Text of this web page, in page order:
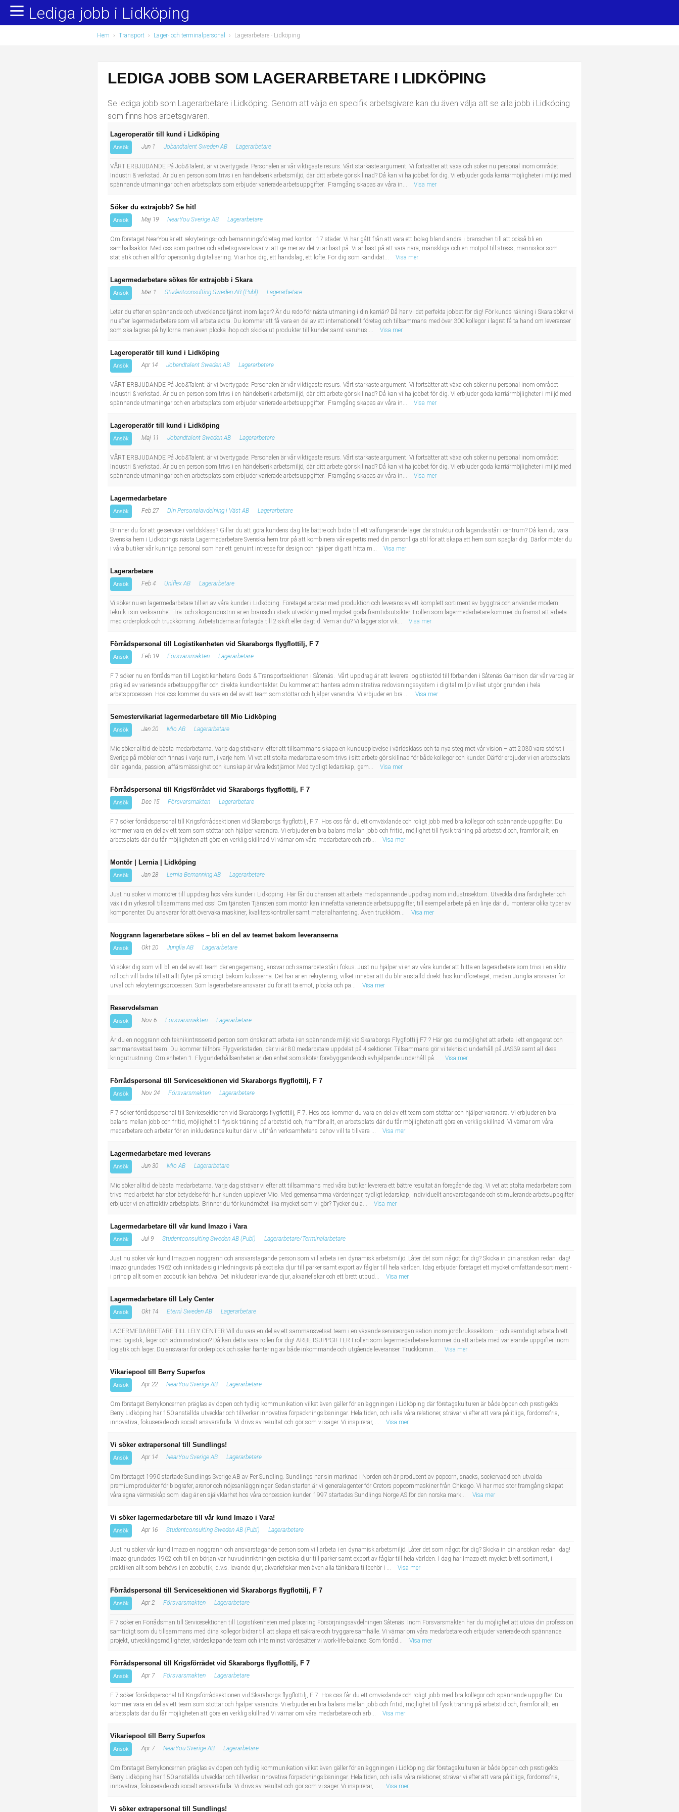
Yrkesområden
Administration, ekonomi, juridik
Försäljning, inköp, marknadsföring
Hotell, restaurang, storhushåll
Installation, drift, underhåll
Kropps- och skönhetsvård
Naturvetenskapligt arbete
Sanering och renhållning
Populära jobb
Undersköterska, hemtjänst och äldreboende
Lärare i förskola/Förskollärare
Bussförare/Busschaufför
Behandlingsassistent/Socialpedagog
Tidningsbud/Tidningsdistributör
Lärare i fritidshem/Fritidspedagog
Taxiförare/Taxichaufför
Läkarsekreterare/Vårdadmin/Medicinsk sekreterare
Informatör/Kommunikatör
Sjuksköterska, grundutbildad
Lediga jobb i Lidköping
Hem › Transport › Lager- och terminalpersonal › Lagerarbetare - Lidköping
LEDIGA JOBB SOM LAGERARBETARE I LIDKÖPING
Se lediga jobb som Lagerarbetare i Lidköping. Genom att välja en specifik arbetsgivare kan du även välja att se alla jobb i Lidköping
som finns hos arbetsgivaren.
Lageroperatör till kund i Lidköping
Ansök Jun 1 Jobandtalent Sweden AB Lagerarbetare
VÅRT ERBJUDANDE På Job&Talent; är vi övertygade: Personalen är vår viktigaste resurs. Vårt starkaste argument. Vi fortsätter att växa och söker nu personal inom området
Industri & verkstad. Är du en person som trivs i en händelserik arbetsmiljö, där ditt arbete gör skillnad? Då kan vi ha jobbet för dig. Vi erbjuder goda karriärmöjligheter i miljö med
spännande utmaningar och en arbetsplats som erbjuder varierade arbetsuppgifter. Framgång skapas av våra in...
Visa mer
Söker du extrajobb? Se hit!
Ansök Maj 19 NearYou Sverige AB Lagerarbetare
Om företaget NearYou är ett rekryterings- och bemanningsföretag med kontor i 17 städer. Vi har gått från att vara ett bolag bland andra i branschen till att också bli en
samhällsaktör. Med oss som partner och arbetsgivare lovar vi att ge mer av det vi är bäst på. Vi är bäst på att vara nära, mänskliga och en motpol till stress, människor som
statistik och en alltför opersonlig digitalisering. Vi är hos dig, ett handslag, ett löfte. För dig som kandidat...
Visa mer
Lagermedarbetare sökes för extrajobb i Skara
Ansök Mar 1 Studentconsulting Sweden AB (Publ) Lagerarbetare
Letar du efter en spännande och utvecklande tjänst inom lager? Är du redo för nästa utmaning i din karriär? Då har vi det perfekta jobbet för dig! För kunds räkning i Skara söker vi
nu efter lagermedarbetare som vill arbeta extra. Du kommer att få vara en del av ett internationellt företag och tillsammans med över 300 kollegor i lagret få ta hand om leveranser
som ska lagras på hyllorna men även plocka ihop och skicka ut produkter till kunder samt varuhus....
Visa mer
Lageroperatör till kund i Lidköping
Ansök Apr 14 Jobandtalent Sweden AB Lagerarbetare
VÅRT ERBJUDANDE På Job&Talent; är vi övertygade: Personalen är vår viktigaste resurs. Vårt starkaste argument. Vi fortsätter att växa och söker nu personal inom området
Industri & verkstad. Är du en person som trivs i en händelserik arbetsmiljö, där ditt arbete gör skillnad? Då kan vi ha jobbet för dig. Vi erbjuder goda karriärmöjligheter i miljö med
spännande utmaningar och en arbetsplats som erbjuder varierade arbetsuppgifter. Framgång skapas av våra in...
Visa mer
Lageroperatör till kund i Lidköping
Ansök Maj 11 Jobandtalent Sweden AB Lagerarbetare
VÅRT ERBJUDANDE På Job&Talent; är vi övertygade: Personalen är vår viktigaste resurs. Vårt starkaste argument. Vi fortsätter att växa och söker nu personal inom området
Industri & verkstad. Är du en person som trivs i en händelserik arbetsmiljö, där ditt arbete gör skillnad? Då kan vi ha jobbet för dig. Vi erbjuder goda karriärmöjligheter i miljö med
spännande utmaningar och en arbetsplats som erbjuder varierade arbetsuppgifter. Framgång skapas av våra in...
Visa mer
Lagermedarbetare
Ansök Feb 27 Din Personalavdelning i Väst AB Lagerarbetare
Brinner du för att ge service i världsklass? Gillar du att göra kundens dag lite bättre och bidra till ett välfungerande lager där struktur och laganda står i centrum? Då kan du vara
Svenska hem i Lidköpings nästa Lagermedarbetare Svenska hem tror på att kombinera vår expertis med din personliga stil för att skapa ett hem som speglar dig. Därför möter du
i våra butiker vår kunniga personal som har ett genuint intresse för design och hjälper dig att hitta m...
Visa mer
Lagerarbetare
Ansök Feb 4 Uniflex AB Lagerarbetare
Vi söker nu en lagermedarbetare till en av våra kunder i Lidköping. Företaget arbetar med produktion och leverans av ett komplett sortiment av byggträ och använder modern
teknik i sin verksamhet. Trä- och skogsindustrin är en bransch i stark utveckling med mycket goda framtidsutsikter. I rollen som lagermedarbetare kommer du främst att arbeta
med orderplock och truckkörning. Arbetstiderna är förlagda till 2-skift eller dagtid. Vem är du? Vi lägger stor vik...
Visa mer
Förrådspersonal till Logistikenheten vid Skaraborgs flygflottilj, F 7
Ansök Feb 19 Försvarsmakten Lagerarbetare
F 7 söker nu en förrådsman till Logistikenhetens Gods & Transportsektionen i Såtenäs. Vårt uppdrag är att leverera logistikstöd till förbanden i Såtenäs Garnison där vår vardag är
präglad av varierande arbetsuppgifter och direkta kundkontakter. Du kommer att hantera administrativa redovisningssystem i digital miljö vilket utgör grunden i hela
arbetsprocessen. Hos oss kommer du vara en del av ett team som stöttar och hjälper varandra. Vi erbjuder en bra ...
Visa mer
Semestervikariat lagermedarbetare till Mio Lidköping
Ansök Jan 20 Mio AB Lagerarbetare
Mio söker alltid de bästa medarbetarna. Varje dag strävar vi efter att tillsammans skapa en kundupplevelse i världsklass och ta nya steg mot vår vision – att 2030 vara störst i
Sverige på möbler och finnas i varje rum, i varje hem. Vi vet att stolta medarbetare som trivs i sitt arbete gör skillnad för både kollegor och kunder. Därför erbjuder vi en arbetsplats
där laganda, passion, affärsmässighet och kunskap är våra ledstjärnor. Med tydligt ledarskap, gem...
Visa mer
Förrådspersonal till Krigsförrådet vid Skaraborgs flygflottilj, F 7
Ansök Dec 15 Försvarsmakten Lagerarbetare
F 7 söker förrådspersonal till Krigsförrådsektionen vid Skaraborgs flygflottilj, F 7. Hos oss får du ett omväxlande och roligt jobb med bra kollegor och spännande uppgifter. Du
kommer vara en del av ett team som stöttar och hjälper varandra. Vi erbjuder en bra balans mellan jobb och fritid, möjlighet till fysik träning på arbetstid och, framför allt, en
arbetsplats där du får möjligheten att göra en verklig skillnad.Vi värnar om våra medarbetare och arb...
Visa mer
Montör | Lernia | Lidköping
Ansök Jan 28 Lernia Bemanning AB Lagerarbetare
Just nu söker vi montörer till uppdrag hos våra kunder i Lidköping. Här får du chansen att arbeta med spännande uppdrag inom industrisektorn. Utveckla dina färdigheter och
väx i din yrkesroll tillsammans med oss! Om tjänsten Tjänsten som montör kan innefatta varierande arbetsuppgifter, till exempel arbete på en linje där du monterar olika typer av
komponenter. Du ansvarar för att övervaka maskiner, kvalitetskontroller samt materialhantering. Även truckkörn...
Visa mer
Noggrann lagerarbetare sökes – bli en del av teamet bakom leveranserna
Ansök Okt 20 Junglia AB Lagerarbetare
Vi söker dig som vill bli en del av ett team där engagemang, ansvar och samarbete står i fokus. Just nu hjälper vi en av våra kunder att hitta en lagerarbetare som trivs i en aktiv
roll och vill bidra till att allt flyter på smidigt bakom kulisserna. Det här är en rekrytering, vilket innebär att du blir anställd direkt hos kundföretaget, medan Junglia ansvarar för
urval och rekryteringsprocessen. Som lagerarbetare ansvarar du för att ta emot, plocka och pa...
Visa mer
Reservdelsman
Ansök Nov 6 Försvarsmakten Lagerarbetare
Är du en noggrann och teknikintresserad person som önskar att arbeta i en spännande miljö vid Skaraborgs Flygflottilj F7 ? Här ges du möjlighet att arbeta i ett engagerat och
sammansvetsat team. Du kommer tillhöra Flygverkstaden, där vi är 80 medarbetare uppdelat på 4 sektioner. Tillsammans gör vi tekniskt underhåll på JAS39 samt all dess
kringutrustning. Om enheten 1. Flygunderhållsenheten är den enhet som sköter förebyggande och avhjälpande underhåll på...
Visa mer
Förrådspersonal till Servicesektionen vid Skaraborgs flygflottilj, F 7
Ansök Nov 24 Försvarsmakten Lagerarbetare
F 7 söker förrådspersonal till Servicesektionen vid Skaraborgs flygflottilj, F 7. Hos oss kommer du vara en del av ett team som stöttar och hjälper varandra. Vi erbjuder en bra
balans mellan jobb och fritid, möjlighet till fysisk träning på arbetstid och, framför allt, en arbetsplats där du får möjligheten att göra en verklig skillnad. Vi värnar om våra
medarbetare och arbetar för en inkluderande kultur där vi utifrån verksamhetens behov vill ta tillvara ...
Visa mer
Lagermedarbetare med leverans
Ansök Jun 30 Mio AB Lagerarbetare
Mio söker alltid de bästa medarbetarna. Varje dag strävar vi efter att tillsammans med våra butiker leverera ett bättre resultat än föregående dag. Vi vet att stolta medarbetare som
trivs med arbetet har stor betydelse för hur kunden upplever Mio. Med gemensamma värderingar, tydligt ledarskap, individuellt ansvarstagande och stimulerande arbetsuppgifter
erbjuder vi en attraktiv arbetsplats. Brinner du för kundmötet lika mycket som vi gör? Tycker du a...
Visa mer
Lagermedarbetare till vår kund Imazo i Vara
Ansök Jul 9 Studentconsulting Sweden AB (Publ) Lagerarbetare/Terminalarbetare
Just nu söker vår kund Imazo en noggrann och ansvarstagande person som vill arbeta i en dynamisk arbetsmiljö. Låter det som något för dig? Skicka in din ansökan redan idag!
Imazo grundades 1962 och inriktade sig inledningsvis på exotiska djur till parker samt export av fåglar till hela världen. Idag erbjuder företaget ett mycket omfattande sortiment -
i princip allt som en zoobutik kan behöva. Det inkluderar levande djur, akvariefiskar och ett brett utbud...
Visa mer
Lagermedarbetare till Lely Center
Ansök Okt 14 Eterni Sweden AB Lagerarbetare
LAGERMEDARBETARE TILL LELY CENTER Vill du vara en del av ett sammansvetsat team i en växande serviceorganisation inom jordbrukssektorn – och samtidigt arbeta brett
med logistik, lager och administration? Då kan detta vara rollen för dig! ARBETSUPPGIFTER I rollen som lagermedarbetare kommer du att arbeta med varierande uppgifter inom
logistik och lager. Du ansvarar för orderplock och säker hantering av både inkommande och utgående leveranser. Truckkörnin...
Visa mer
Vikariepool till Berry Superfos
Ansök Apr 22 NearYou Sverige AB Lagerarbetare
Om företaget Berrykoncernen präglas av öppen och tydlig kommunikation vilket även gäller för anläggningen i Lidköping där företagskulturen är både öppen och prestigelös.
Berry Lidköping har 150 anställda utvecklar och tillverkar innovativa förpackningslösningar. Hela tiden, och i alla våra relationer, strävar vi efter att vara pålitliga, fördomsfria,
innovativa, fokuserade och socialt ansvarsfulla. Vi drivs av resultat och gör som vi säger. Vi inspirerar, ...
Visa mer
Vi söker extrapersonal till Sundlings!
Ansök Apr 14 NearYou Sverige AB Lagerarbetare
Om företaget 1990 startade Sundlings Sverige AB av Per Sundling. Sundlings har sin marknad i Norden och är producent av popcorn, snacks, sockervadd och utvalda
premiumprodukter för biografer, arenor och nöjesanläggningar. Sedan starten är vi generalagenter för Cretors popcornmaskiner från Chicago. Vi har med stor framgång skapat
våra egna värmeskåp som idag är en självklarhet hos våra concession kunder. 1997 startades Sundlings Norge AS för den norska mark...
Visa mer
Vi söker lagermedarbetare till vår kund Imazo i Vara!
Ansök Apr 16 Studentconsulting Sweden AB (Publ) Lagerarbetare
Just nu söker vår kund Imazo en noggrann och ansvarstagande person som vill arbeta i en dynamisk arbetsmiljö. Låter det som något för dig? Skicka in din ansökan redan idag!
Imazo grundades 1962 och till en början var huvudinriktningen exotiska djur till parker samt export av fåglar till hela världen. I dag har Imazo ett mycket brett sortiment, i
praktiken allt som behövs i en zoobutik, d.v.s. levande djur, akvariefiskar men även alla tänkbara tillbehör i ...
Visa mer
Förrådspersonal till Servicesektionen vid Skaraborgs flygflottilj, F 7
Ansök Apr 2 Försvarsmakten Lagerarbetare
F 7 söker en Förrådsman till Servicesektionen till Logistikenheten med placering Försörjningsavdelningen Såtenäs. Inom Försvarsmakten har du möjlighet att utöva din profession
samtidigt som du tillsammans med dina kollegor bidrar till att skapa ett säkrare och tryggare samhälle. Vi värnar om våra medarbetare och erbjuder varierade och spännande
projekt, utvecklingsmöjligheter, värdeskapande team och inte minst värdesätter vi work-life-balance. Som förråd...
Visa mer
Förrådspersonal till Krigsförrådet vid Skaraborgs flygflottilj, F 7
Ansök Apr 7 Försvarsmakten Lagerarbetare
F 7 söker förrådspersonal till Krigsförrådsektionen vid Skaraborgs flygflottilj, F 7. Hos oss får du ett omväxlande och roligt jobb med bra kollegor och spännande uppgifter. Du
kommer vara en del av ett team som stöttar och hjälper varandra. Vi erbjuder en bra balans mellan jobb och fritid, möjlighet till fysik träning på arbetstid och, framför allt, en
arbetsplats där du får möjligheten att göra en verklig skillnad.Vi värnar om våra medarbetare och arb...
Visa mer
Vikariepool till Berry Superfos
Ansök Apr 7 NearYou Sverige AB Lagerarbetare
Om företaget Berrykoncernen präglas av öppen och tydlig kommunikation vilket även gäller för anläggningen i Lidköping där företagskulturen är både öppen och prestigelös.
Berry Lidköping har 150 anställda utvecklar och tillverkar innovativa förpackningslösningar. Hela tiden, och i alla våra relationer, strävar vi efter att vara pålitliga, fördomsfria,
innovativa, fokuserade och socialt ansvarsfulla. Vi drivs av resultat och gör som vi säger. Vi inspirerar, ...
Visa mer
Vi söker extrapersonal till Sundlings!